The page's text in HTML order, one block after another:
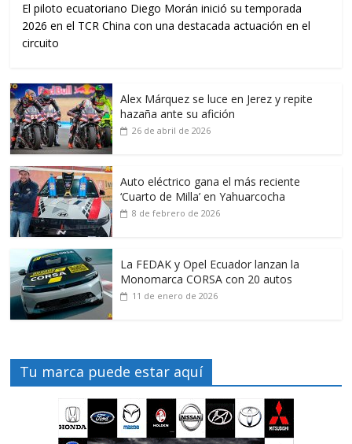
El piloto ecuatoriano Diego Morán inició su temporada
2026 en el TCR China con una destacada actuación en el
circuito
Alex Márquez se luce en Jerez y repite
hazaña ante su afición
26 de abril de 2026
Auto eléctrico gana el más reciente
‘Cuarto de Milla’ en Yahuarcocha
8 de febrero de 2026
La FEDAK y Opel Ecuador lanzan la
Monomarca CORSA con 20 autos
11 de enero de 2026
Tu marca puede estar aquí